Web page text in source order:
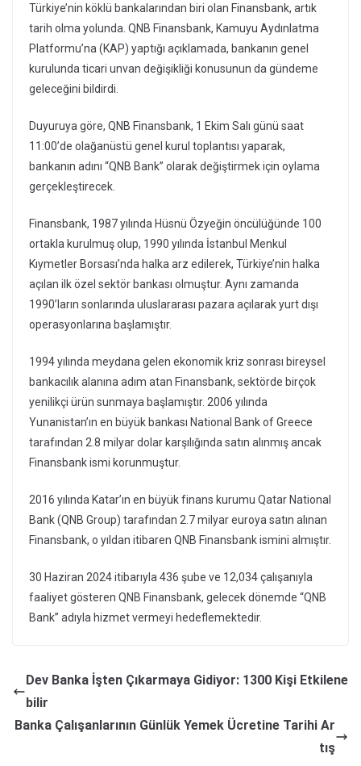
Türkiye’nin köklü bankalarından biri olan Finansbank, artık
tarih olma yolunda. QNB Finansbank, Kamuyu Aydınlatma
Platformu’na (KAP) yaptığı açıklamada, bankanın genel
kurulunda ticari unvan değişikliği konusunun da gündeme
geleceğini bildirdi.
Duyuruya göre, QNB Finansbank, 1 Ekim Salı günü saat
11:00’de olağanüstü genel kurul toplantısı yaparak,
bankanın adını “QNB Bank” olarak değiştirmek için oylama
gerçekleştirecek.
Finansbank, 1987 yılında Hüsnü Özyeğin öncülüğünde 100
ortakla kurulmuş olup, 1990 yılında İstanbul Menkul
Kıymetler Borsası’nda halka arz edilerek, Türkiye’nin halka
açılan ilk özel sektör bankası olmuştur. Aynı zamanda
1990’ların sonlarında uluslararası pazara açılarak yurt dışı
operasyonlarına başlamıştır.
1994 yılında meydana gelen ekonomik kriz sonrası bireysel
bankacılık alanına adım atan Finansbank, sektörde birçok
yenilikçi ürün sunmaya başlamıştır. 2006 yılında
Yunanistan’ın en büyük bankası National Bank of Greece
tarafından 2.8 milyar dolar karşılığında satın alınmış ancak
Finansbank ismi korunmuştur.
2016 yılında Katar’ın en büyük finans kurumu Qatar National
Bank (QNB Group) tarafından 2.7 milyar euroya satın alınan
Finansbank, o yıldan itibaren QNB Finansbank ismini almıştır.
30 Haziran 2024 itibarıyla 436 şube ve 12,034 çalışanıyla
faaliyet gösteren QNB Finansbank, gelecek dönemde “QNB
Bank” adıyla hizmet vermeyi hedeflemektedir.
Dev Banka İşten Çıkarmaya Gidiyor: 1300 Kişi Etkilene
bilir
Banka Çalışanlarının Günlük Yemek Ücretine Tarihi Ar
tış